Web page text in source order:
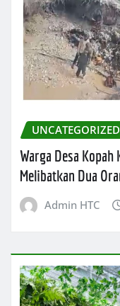
UNCATEGORIZED
Warga Desa Kopah
Melibatkan Dua
Admin HTC